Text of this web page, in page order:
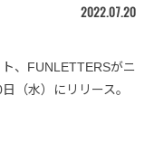
2022.07.20
、FUNLETTERSがニ
（水）にリリース。